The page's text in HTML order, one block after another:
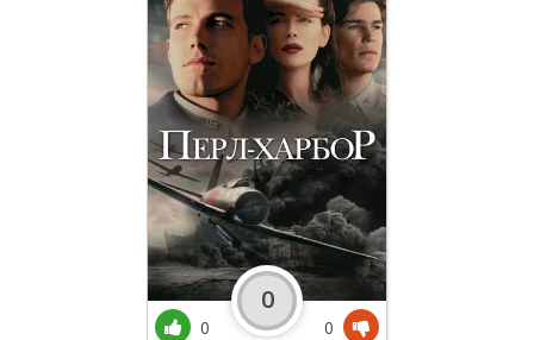
0
0
0